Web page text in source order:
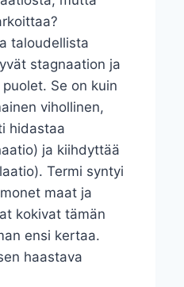
taloudellista
stagnaation ja
Se on kuin
vihollinen,
hidastaa
ja kiihdyttää
Termi syntyi
maat ja
kokivat tämän
ensi kertaa.
haastava